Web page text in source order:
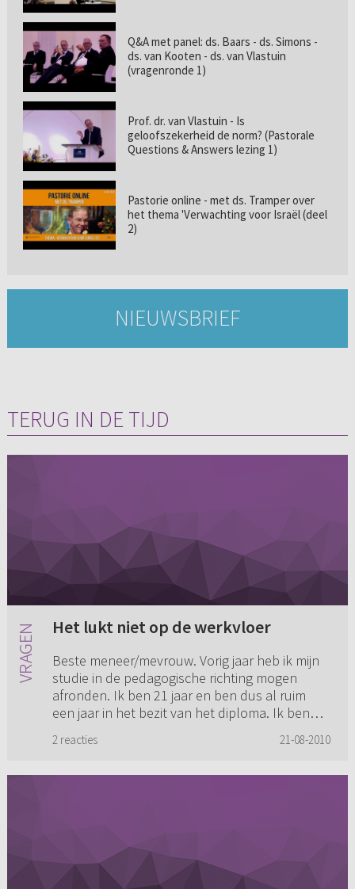
Q&A met panel: ds. Baars - ds. Simons -
ds. van Kooten - ds. van Vlastuin
(vragenronde 1)
Prof. dr. van Vlastuin - Is
geloofszekerheid de norm? (Pastorale
Questions & Answers lezing 1)
Pastorie online - met ds. Tramper over
het thema 'Verwachting voor Israël (deel
2)
NIEUWSBRIEF
TERUG IN DE TIJD
Het lukt niet op de werkvloer
Beste meneer/mevrouw. Vorig jaar heb ik mijn
studie in de pedagogische richting mogen
afronden. Ik ben 21 jaar en ben dus al ruim
een jaar in het bezit van het diploma. Ik ben
2 reacties 21-08-2010